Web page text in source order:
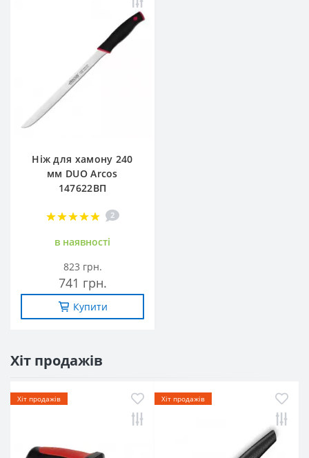
Ніж для хамону 240
мм DUO Arcos
147622ВП
2
в наявностi
823 грн.
741 грн.
Купити
Хіт продажів
Хіт продажів Хіт продажів